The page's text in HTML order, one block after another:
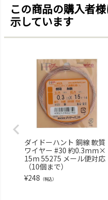
この商品の購入者
示しています
ダイドーハント 銅線 軟質
ワイヤー #30 約0.3mm×
15m 55275 メール便対応
（10個まで）
¥248 （税込）